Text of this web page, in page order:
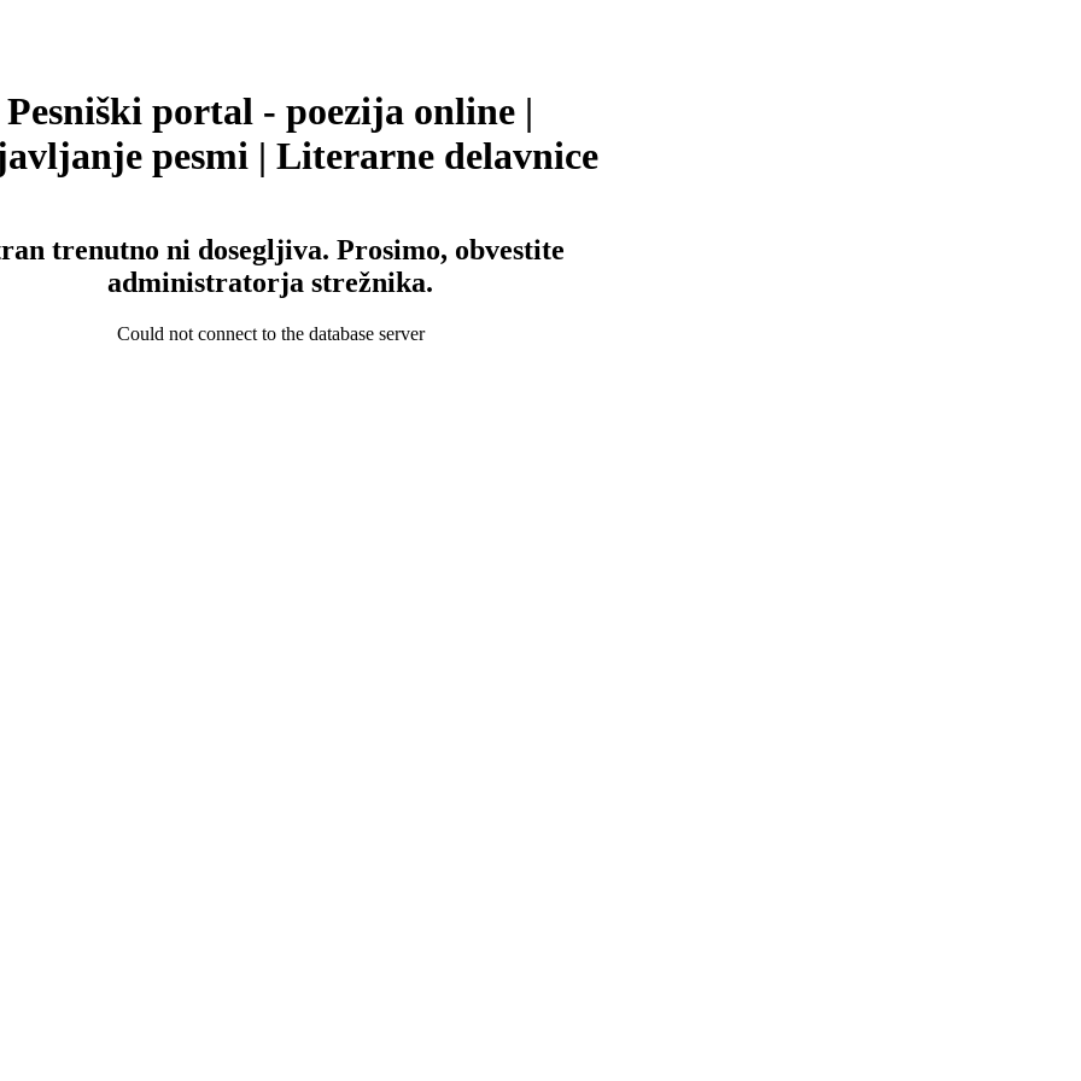
Pesniški portal - poezija online |
pesmi | Literarne delavnice
trenutno ni dosegljiva. Prosimo, obvestite
administratorja strežnika.
Could not connect to the database server